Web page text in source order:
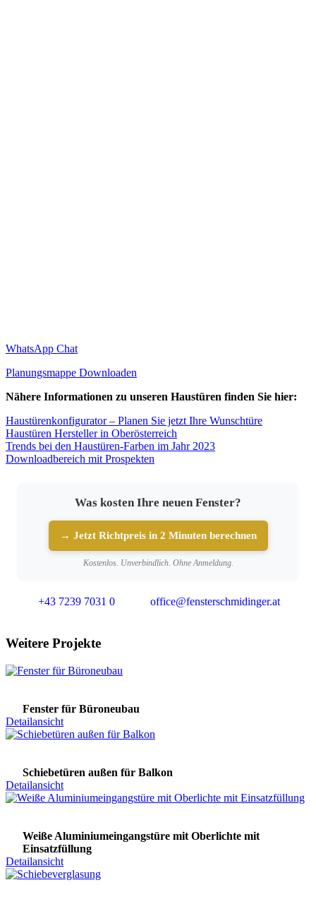
WhatsApp Chat
Planungsmappe Downloaden
Nähere Informationen zu unseren Haustüren finden Sie hier:
Haustürenkonfigurator – Planen Sie jetzt Ihre Wunschtüre
Haustüren Hersteller in Oberösterreich
Trends bei den Haustüren-Farben im Jahr 2023
Downloadbereich mit Prospekten
Was kosten Ihre neuen Fenster?
→ Jetzt Richtpreis in 2 Minuten berechnen
Kostenlos. Unverbindlich. Ohne Anmeldung.
+43 7239 7031 0 office@fensterschmidinger.at
Weitere Projekte
Fenster für Büroneubau
Detailansicht
Schiebetüren außen für Balkon
Detailansicht
Weiße Aluminiumeingangstüre mit Oberlichte mit
Einsatzfüllung
Detailansicht